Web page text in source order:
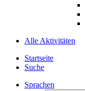
Alle Aktivitäten
Startseite
Suche
Sprachen